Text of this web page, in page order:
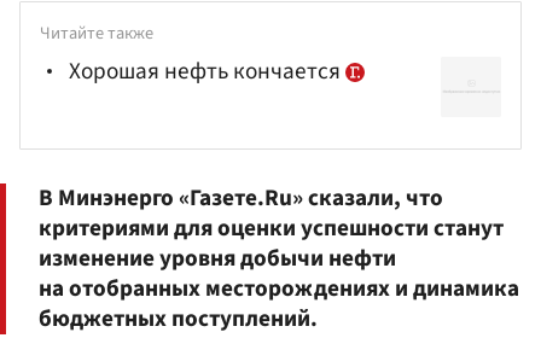
Читайте также
Хорошая нефть кончается
В Минэнерго «Газете.Ru» сказали, что
критериями для оценки успешности станут
изменение уровня добычи нефти
на отобранных месторождениях и динамика
бюджетных поступлений.